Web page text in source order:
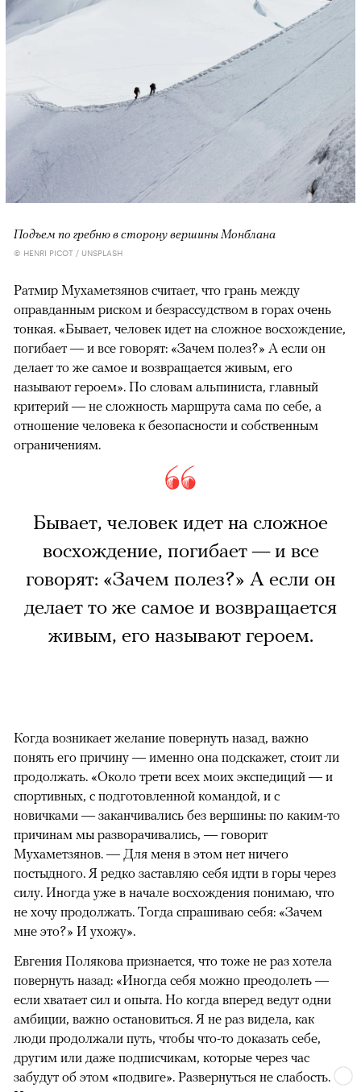
Подъем по гребню в сторону вершины Монблана
© HENRI PICOT / UNSPLASH
Ратмир Мухаметзянов считает, что грань между
оправданным риском и безрассудством в горах очень
тонкая. «Бывает, человек идет на сложное восхождение,
погибает — и все говорят: «Зачем полез?» А если он
делает то же самое и возвращается живым, его
называют героем». По словам альпиниста, главный
критерий — не сложность маршрута сама по себе, а
отношение человека к безопасности и собственным
ограничениям.
Бывает, человек идет на сложное
восхождение, погибает — и все
говорят: «Зачем полез?» А если он
делает то же самое и возвращается
живым, его называют героем.
Когда возникает желание повернуть назад, важно
понять его причину — именно она подскажет, стоит ли
продолжать. «Около трети всех моих экспедиций — и
спортивных, с подготовленной командой, и с
новичками — заканчивались без вершины: по каким-то
причинам мы разворачивались, — говорит
Мухаметзянов. — Для меня в этом нет ничего
постыдного. Я редко заставляю себя идти в горы через
силу. Иногда уже в начале восхождения понимаю, что
не хочу продолжать. Тогда спрашиваю себя: «Зачем
мне это?» И ухожу».
Евгения Полякова признается, что тоже не раз хотела
повернуть назад: «Иногда себя можно преодолеть —
если хватает сил и опыта. Но когда вперед ведут одни
амбиции, важно остановиться. Я не раз видела, как
люди продолжали путь, чтобы что-то доказать себе,
другим или даже подписчикам, которые через час
забудут об этом «подвиге». Развернуться не слабость.